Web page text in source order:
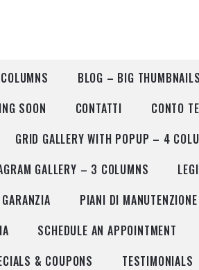
BLOG – BIG
SOON CONTATTI
CONTO
GRID GALLERY WITH POPUP – 4
GALLERY – 3 COLUMNS
PIANI DI
SCHEDULE AN APPOINTMENT
& COUPONS TESTIMONIALS